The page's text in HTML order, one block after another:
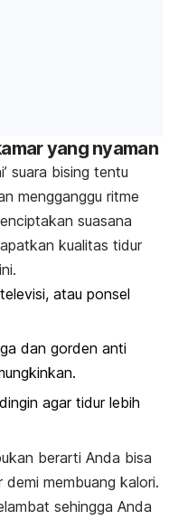
yang nyaman
suara bising tentu
mengganggu ritme
suasana
kualitas tidur
atau ponsel
dan gorden anti
agar tidur lebih
berarti Anda bisa
membuang kalori.
sehingga Anda